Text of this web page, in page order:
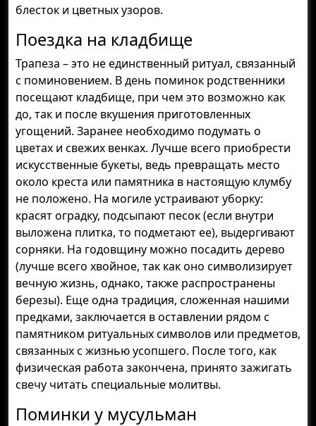
блесток и цветных узоров.
Поездка на кладбище
Трапеза – это не единственный ритуал, связанный
с поминовением. В день поминок родственники
посещают кладбище, при чем это возможно как
до, так и после вкушения приготовленных
угощений. Заранее необходимо подумать о
цветах и свежих венках. Лучше всего приобрести
искусственные букеты, ведь превращать место
около креста или памятника в настоящую клумбу
не положено. На могиле устраивают уборку:
красят оградку, подсыпают песок (если внутри
выложена плитка, то подметают ее), выдергивают
сорняки. На годовщину можно посадить дерево
(лучше всего хвойное, так как оно символизирует
вечную жизнь, однако, также распространены
березы). Еще одна традиция, сложенная нашими
предками, заключается в оставлении рядом с
памятником ритуальных символов или предметов,
связанных с жизнью усопшего. После того, как
физическая работа закончена, принято зажигать
свечу читать специальные молитвы.
Поминки у мусульман